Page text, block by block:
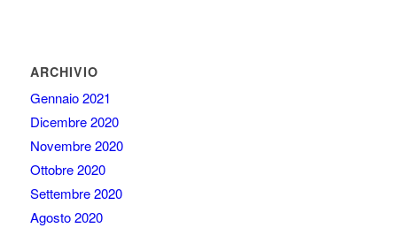
ARCHIVIO
Gennaio 2021
Dicembre 2020
Novembre 2020
Ottobre 2020
Settembre 2020
Agosto 2020